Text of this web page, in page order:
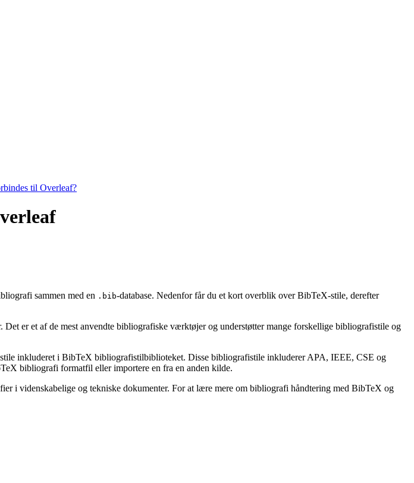
til Overleaf?
sammen med en .bib-database. Nedenfor får du et kort overblik over BibTeX-stile, derefter
er et af de mest anvendte bibliografiske værktøjer og understøtter mange forskellige bibliografistile og
inkluderet i BibTeX bibliografistilbiblioteket. Disse bibliografistile inkluderer APA, IEEE, CSE og
bibliografi formatfil eller importere en fra en anden kilde.
i videnskabelige og tekniske dokumenter. For at lære mere om bibliografi håndtering med BibTeX og